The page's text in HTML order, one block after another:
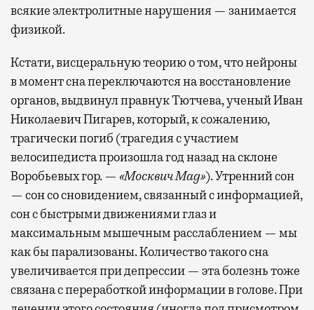
всякие электролитные нарушения — занимается
физикой.
Кстати, висцеральную теорию о том, что нейроны
в момент сна переключаются на восстановление
органов, выдвинул правнук Тютчева, ученый Иван
Николаевич Пигарев, который, к сожалению,
трагически погиб (трагедия с участием
велосипедиста произошла год назад на склоне
Воробьевых гор. — «МосквичMag»). Утренний сон
— сон со сновидением, связанный с информацией,
сон с быстрыми движениями глаз и
максимальным мышечным расслаблением — мы
как бы парализованы. Количество такого сна
увеличивается при депрессии — эта болезнь тоже
связана с переработкой информации в голове. При